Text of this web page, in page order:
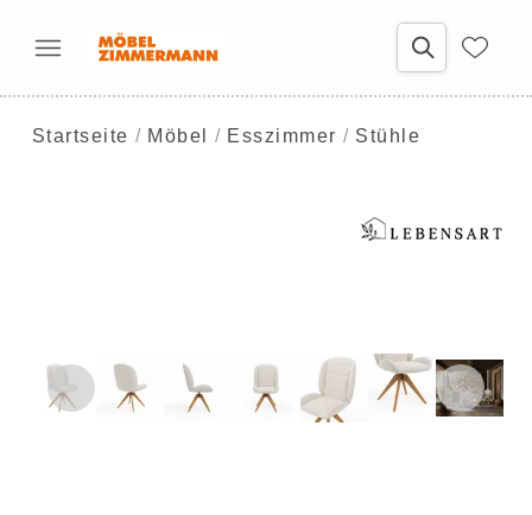
Startseite Möbel Esszimmer Stühle